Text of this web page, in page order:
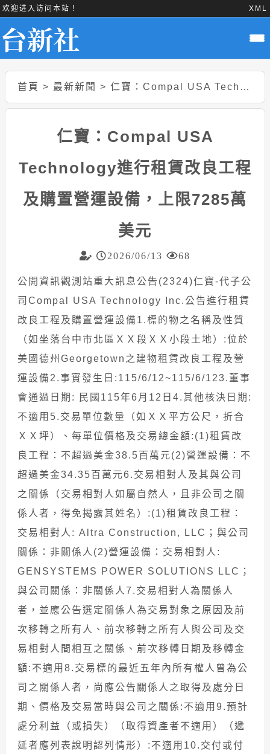
欢迎进入访问本站！ XML
首頁 > 最新新聞 > 仁寶：Compal USA Technology進行租賃改良工程及購置營運設備，上限7285萬美元
仁寶：Compal USA
Technology進行租賃改良工程
及購置營運設備，上限7285萬
美元
2026/06/13 68
公開資訊觀測站重大訊息公告(2324)仁寶-代子公
司Compal USA Technology Inc.公告進行租賃
改良工程及購置營運設備1.標的物之名稱及性質
（如坐落台中市北區ＸＸ段ＸＸ小段土地）:位於
美國德州Georgetown之建物租賃改良工程及營
運設備2.事實發生日:115/6/12~115/6/123.董事
會通過日期: 民國115年6月12日4.其他核決日期:
不適用5.交易單位數量（如ＸＸ平方公尺，折合
ＸＸ坪）、每單位價格及交易總金額:(1)租賃改
良工程：不超過美金38.5百萬元(2)營運設備：不
超過美金34.35百萬元6.交易相對人及其與公司
之關係（交易相對人如屬自然人，且非公司之關
係人者，得免揭露其姓名）:(1)租賃改良工程：
交易相對人: Altra Construction, LLC；與公司
關係：非關係人(2)營運設備：交易相對人:
GENSYSTEMS POWER SOLUTIONS LLC；
與公司關係：非關係人7.交易相對人為關係人
者，並應公告選定關係人為交易對象之原因及前
次移轉之所有人、前次移轉之所有人與公司及交
易相對人間相互之關係、前次移轉日期及移轉金
額:不適用8.交易標的最近五年內所有權人曾為公
司之關係人者，尚應公告關係人之取得及處分日
期、價格及交易當時與公司之關係:不適用9.預計
處分利益（或損失）（取得資產者不適用）（遞
延者應列表說明認列情形）:不適用10.交付或付